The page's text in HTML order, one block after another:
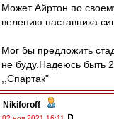
Может Айртон по
велению наставника
Мог бы предложить
не буду.Надеюсь быть
,,Спартак"
Nikiforoff -